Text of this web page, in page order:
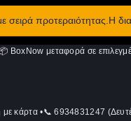
σειρά προτεραιότητας.Η
BoxNow μεταφορά σε
κάρτα •📞 6934831247